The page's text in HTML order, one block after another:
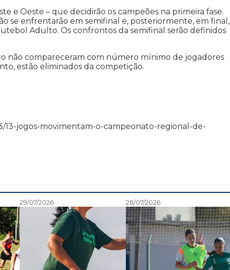
e Oeste – que decidirão os campeões na primeira fase.
se enfrentarão em semifinal e, posteriormente, em final,
Adulto. Os confrontos da semifinal serão definidos
não compareceram com número mínimo de jogadores
estão eliminados da competição.
13-jogos-movimentam-o-campeonato-regional-de-
29/07/2026 28/07/2026